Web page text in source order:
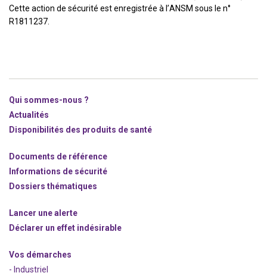
Cette action de sécurité est enregistrée à l’ANSM sous le n°
R1811237.
Qui sommes-nous ?
Actualités
Disponibilités des produits de santé
Documents de référence
Informations de sécurité
Dossiers thématiques
Lancer une alerte
Déclarer un effet indésirable
Vos démarches
- Industriel